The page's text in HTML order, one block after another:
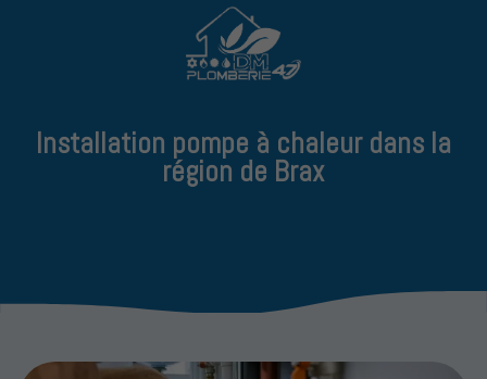
Installation pompe à chaleur dans la
région de Brax